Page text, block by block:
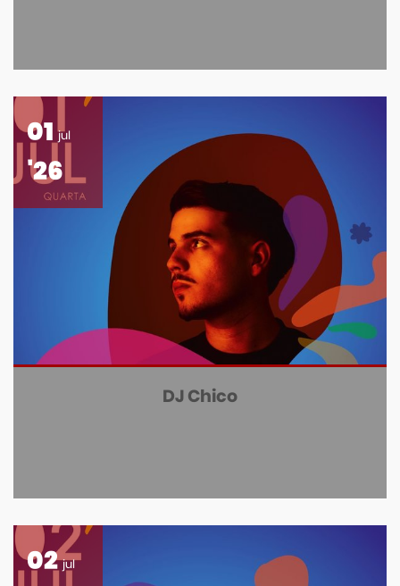
01 jul
'26
DJ Chico
02 jul